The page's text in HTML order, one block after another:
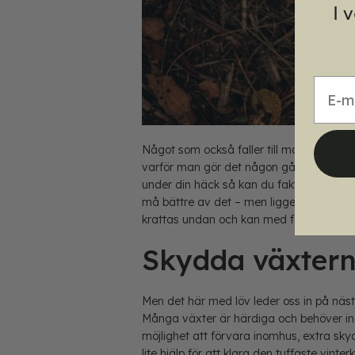
Något som också faller till marken
varför man gör det någon gång eller
under din häck så kan du faktiskt låta
må bättre av det – men ligger de kvar
krattas undan och kan med fördel
Skydda
Men det här med löv leder oss in på
Många växter är härdiga och behöver
möjlighet att förvara inomhus, extra
I
E-mail